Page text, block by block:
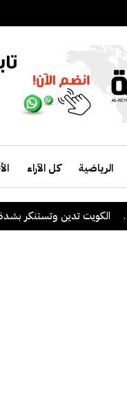
الرياضية كل الآراء
الكويت تدين وتستنكر بشدة